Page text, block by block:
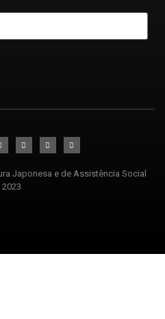
Japonesa e de Assistência Social
2023